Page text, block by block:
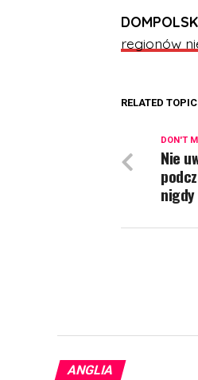
regionów
RELATED
DON'T
Nie
ANGLIA